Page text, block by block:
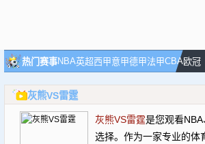
播
题
热门赛事NBA英超西甲意甲德甲法甲CBA欧冠
灰熊VS雷霆
灰熊VS雷霆是您观看
选择。作为一家专业的体